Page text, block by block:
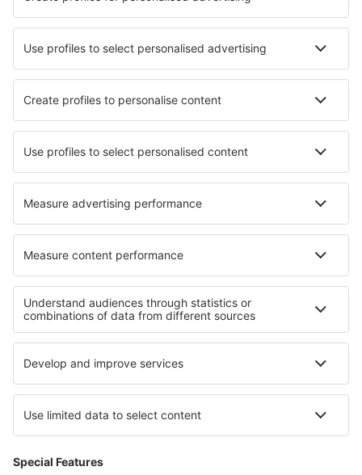
Beste hotels - steden
Hotels Ciezkowice Hotels in Tochigi Hotels in Arry
Hotels in Aribinda Hotels in Trelaze Hotels in Gorno
Hotels in Couzon
Beste hotels - regio's
Hotels bij het Comomeer Hotels bij het Gardameer
Hotels in Livigno Hotels in Apulië
Hotels in Cinque Terre Hotels op de Britse Maagdeneilanden
Hotels Caribbean Hotels in Bavaria Hotels in Opolskie
Hotels in Middle Pomerania